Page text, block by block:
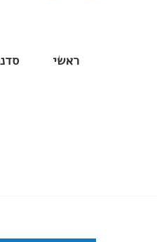
ראשי